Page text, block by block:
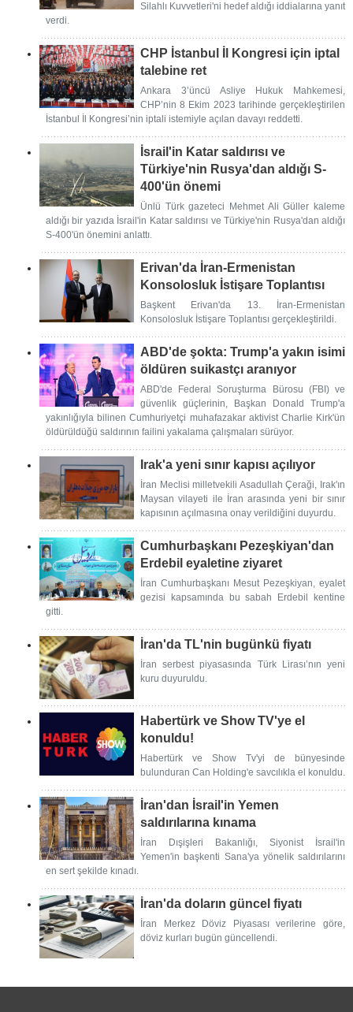
Silahlı Kuvvetleri'ni hedef aldığı iddialarına yanıt
verdi.
CHP İstanbul İl Kongresi için iptal
talebine ret
Ankara 3’üncü Asliye Hukuk Mahkemesi,
CHP’nin 8 Ekim 2023 tarihinde gerçekleştirilen
İstanbul İl Kongresi’nin iptali istemiyle açılan davayı reddetti.
İsrail'in Katar saldırısı ve
Türkiye'nin Rusya'dan aldığı S-
400'ün önemi
Ünlü Türk gazeteci Mehmet Ali Güller kaleme
aldığı bir yazıda İsrail'in Katar saldırısı ve Türkiye'nin Rusya'dan aldığı
S-400'ün önemini anlattı.
Erivan'da İran-Ermenistan
Konsolosluk İstişare Toplantısı
Başkent Erivan'da 13. İran-Ermenistan
Konsolosluk İstişare Toplantısı gerçekleştirildi.
ABD'de şokta: Trump'a yakın isimi
öldüren suikastçı aranıyor
ABD'de Federal Soruşturma Bürosu (FBI) ve
güvenlik güçlerinin, Başkan Donald Trump'a
yakınlığıyla bilinen Cumhuriyetçi muhafazakar aktivist Charlie Kirk'ün
öldürüldüğü saldırının failini yakalama çalışmaları sürüyor.
Irak'a yeni sınır kapısı açılıyor
İran Meclisi milletvekili Asadullah Çeraği, Irak'ın
Maysan vilayeti ile İran arasında yeni bir sınır
kapısının açılmasına onay verildiğini duyurdu.
Cumhurbaşkanı Pezeşkiyan'dan
Erdebil eyaletine ziyaret
İran Cumhurbaşkanı Mesut Pezeşkiyan, eyalet
gezisi kapsamında bu sabah Erdebil kentine
gitti.
İran'da TL'nin bugünkü fiyatı
İran serbest piyasasında Türk Lirası’nın yeni
kuru duyuruldu.
Habertürk ve Show TV'ye el
konuldu!
Habertürk ve Show Tv'yi de bünyesinde
bulunduran Can Holding'e savcılıkla el konuldu.
İran'dan İsrail'in Yemen
saldırılarına kınama
İran Dışişleri Bakanlığı, Siyonist İsrail'in
Yemen'in başkenti Sana'ya yönelik saldırılarını
en sert şekilde kınadı.
İran'da doların güncel fiyatı
İran Merkez Döviz Piyasası verilerine göre,
döviz kurları bugün güncellendi.